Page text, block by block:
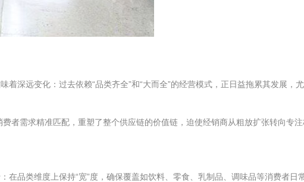
深远变化：过去依赖“品类齐全”和“大而全”的经营模式，正日益拖累其发展，
者需求精准匹配，重塑了整个供应链的价值链，迫使经销商从粗放扩张转向专
品类维度上保持“宽”度，确保覆盖如饮料、零食、乳制品、调味品等消费者日